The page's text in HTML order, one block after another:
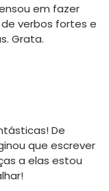
em fazer
verbos fortes e
Grata.
De
que escrever
a elas estou